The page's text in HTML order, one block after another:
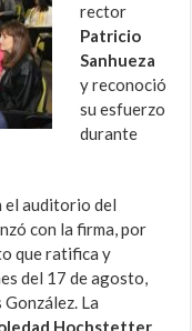
rector
Patricio
Sanhueza
y reconoció
su esfuerzo
durante
el auditorio del
con la firma, por
que ratifica y
del 17 de agosto,
La